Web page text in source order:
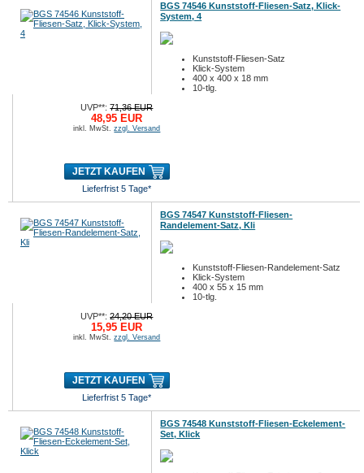
BGS 74546 Kunststoff-Fliesen-Satz, Klick-
System, 4
Kunststoff-Fliesen-Satz
Klick-System
400 x 400 x 18 mm
10-tlg.
UVP**:71,36 EUR
48,95 EUR
inkl. MwSt.zzgl. Versand
JETZT KAUFEN
Lieferfrist 5 Tage*
BGS 74547 Kunststoff-Fliesen-
Randelement-Satz, Kli
Kunststoff-Fliesen-Randelement-Satz
Klick-System
400 x 55 x 15 mm
10-tlg.
UVP**:24,20 EUR
15,95 EUR
inkl. MwSt.zzgl. Versand
JETZT KAUFEN
Lieferfrist 5 Tage*
BGS 74548 Kunststoff-Fliesen-Eckelement-
Set, Klick